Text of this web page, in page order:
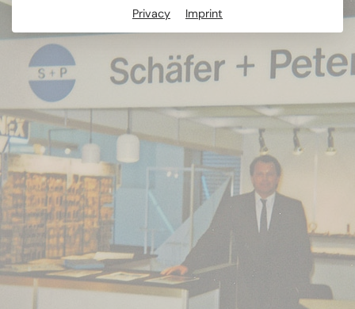
Strasse
Ca urmare a
extinderii
puternice a
gamei de
produse, a
crescut nevoia
de noi spații de
depozitare. Prin
urmare, S+P s-a
mutat cu 20 de
angajați într-o
clădire din
apropiere, în
Stettiner Straße
din Öhringen.
Odată cu
creșterea cifrei
de afaceri, a
crescut și nevoia
de specialiști
Privacy Imprint